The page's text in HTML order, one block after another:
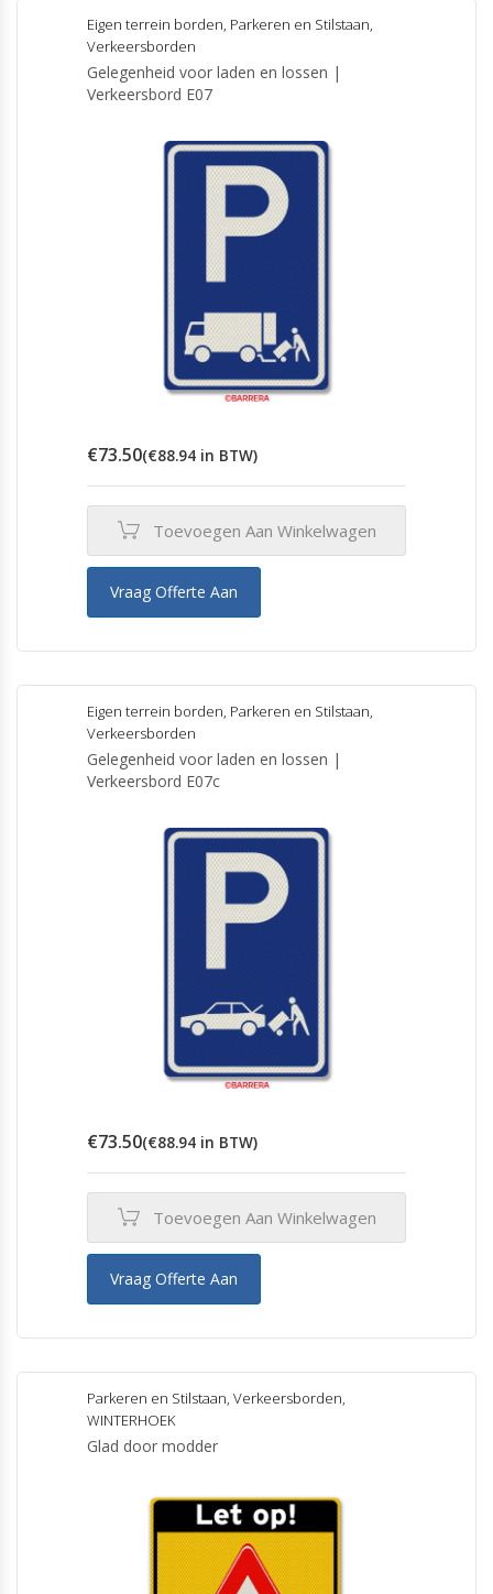
meerdere
variaties.
Deze
optie
kan
productpagina
Eigen terrein borden, Parkeren en Stilstaan,
Verkeersborden
Gelegenheid voor laden en lossen |
Verkeersbord E07
€73.50(€88.94 in BTW)
Toevoegen Aan Winkelwagen
Vraag Offerte Aan
Eigen terrein borden, Parkeren en Stilstaan,
Verkeersborden
Gelegenheid voor laden en lossen |
Verkeersbord E07c
€73.50(€88.94 in BTW)
Toevoegen Aan Winkelwagen
Vraag Offerte Aan
Parkeren en Stilstaan, Verkeersborden,
WINTERHOEK
Glad door modder